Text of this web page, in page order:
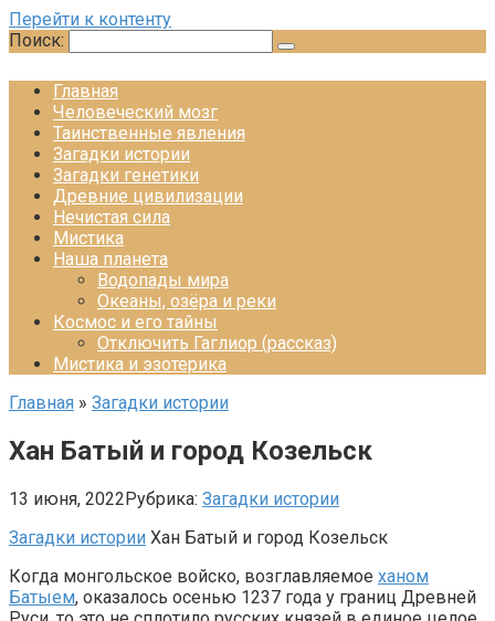
Перейти к контенту
Поиск:
Главная
Человеческий мозг
Таинственные явления
Загадки истории
Загадки генетики
Древние цивилизации
Нечистая сила
Мистика
Наша планета
Водопады мира
Океаны, озёра и реки
Космос и его тайны
Отключить Гаглиор (рассказ)
Мистика и эзотерика
Главная » Загадки истории
Хан Батый и город Козельск
13 июня, 2022Рубрика: Загадки истории
Загадки истории Хан Батый и город Козельск
Когда монгольское войско, возглавляемое ханом
Батыем, оказалось осенью 1237 года у границ Древней